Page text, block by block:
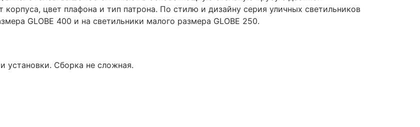
корпуса, цвет плафона и тип патрона. По стилю и дизайну серия уличных светильников
GLOBE 400 и на светильники малого размера GLOBE 250.
установки. Сборка не сложная.